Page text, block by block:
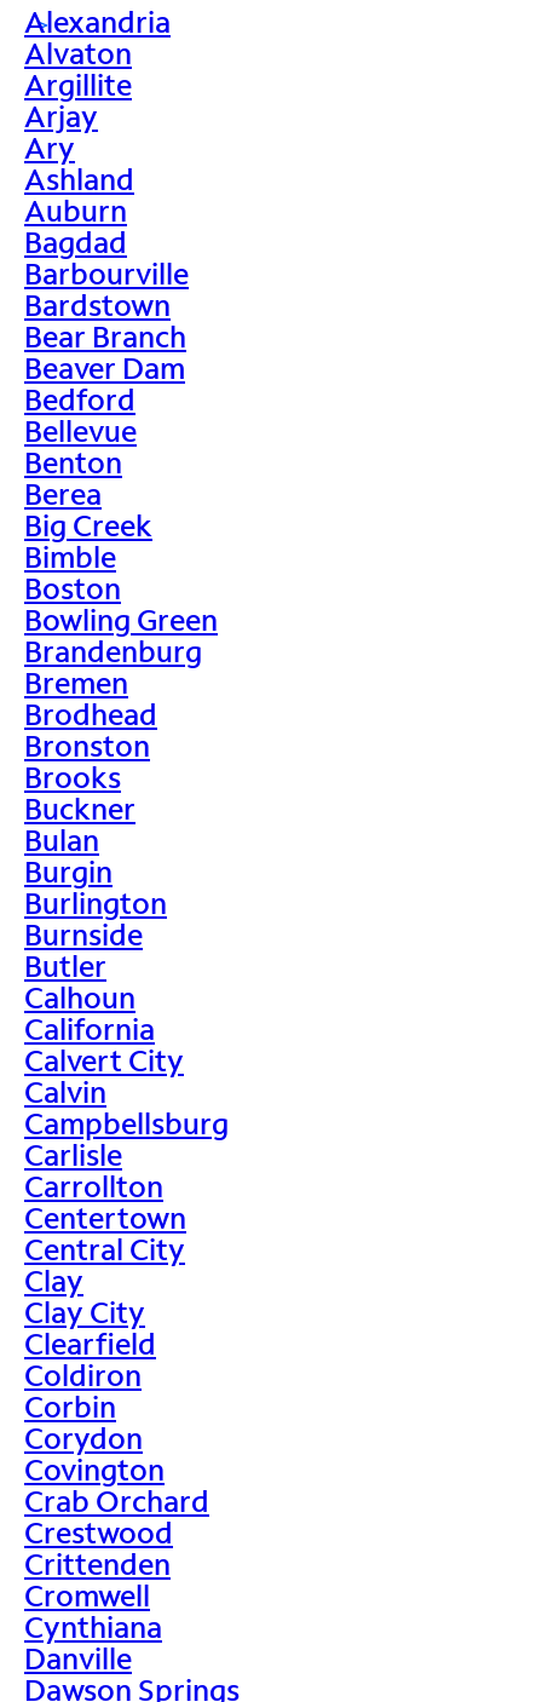
>
Alexandria
Alvaton
Argillite
Arjay
Ary
Ashland
Auburn
Bagdad
Barbourville
Bardstown
Bear Branch
Beaver Dam
Bedford
Bellevue
Benton
Berea
Big Creek
Bimble
Boston
Bowling Green
Brandenburg
Bremen
Brodhead
Bronston
Brooks
Buckner
Bulan
Burgin
Burlington
Burnside
Butler
Calhoun
California
Calvert City
Calvin
Campbellsburg
Carlisle
Carrollton
Centertown
Central City
Clay
Clay City
Clearfield
Coldiron
Corbin
Corydon
Covington
Crab Orchard
Crestwood
Crittenden
Cromwell
Cynthiana
Danville
Dawson Springs